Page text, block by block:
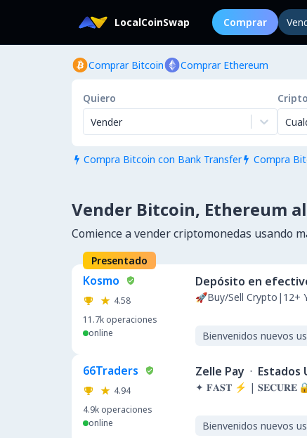
LocalCoinSwap Comprar
Comprar Bitcoin Comprar Ethereum
Quiero
Vender
 Compra Bitcoin con Bank Transfer  Compra
Vender Bitcoin, Ethereum
Comience a vender criptomonedas usando
Presentado
Kosmo
4.58
11.7k operaciones
online
Depósito en
🚀Buy/Sell Crypto|12+
Bienvenidos nuevos
66Traders
4.94
4.9k operaciones
online
Zelle Pay · Estados
✦ 𝐅𝐀𝐒𝐓 ⚡ | 𝐒𝐄𝐂𝐔𝐑𝐄
Bienvenidos nuevos